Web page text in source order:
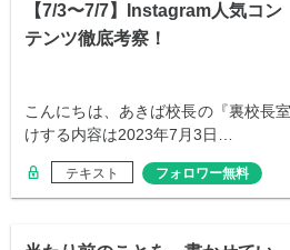
【7/3〜7/7】Instagram人気コン
テンツ徹底考察！
こんにちは、あきば校長の『裏校長
けする内容は2023年7月3日…
テキスト フォロワー無料